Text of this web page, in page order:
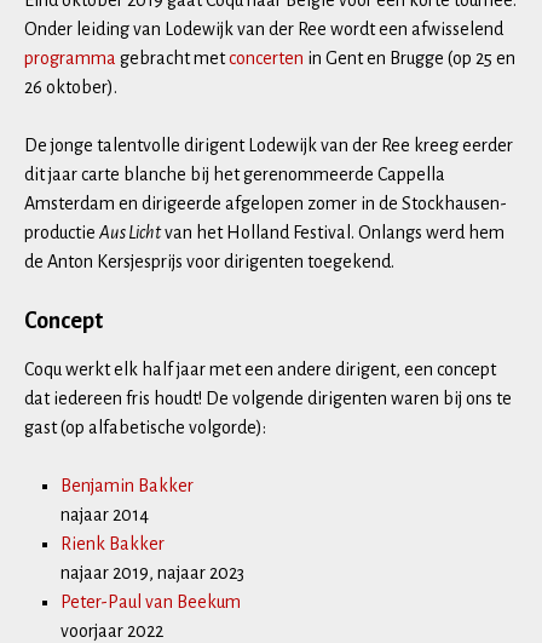
Onder leiding van Lodewijk van der Ree wordt een afwisselend
programma gebracht metconcerten in Gent en Brugge (op 25 en
26 oktober).
De jonge talentvolle dirigent Lodewijk van der Ree kreeg eerder
dit jaar carte blanche bij het gerenommeerde Cappella
Amsterdam en dirigeerde afgelopen zomer in de Stockhausen-
productie Aus Lichtvan het Holland Festival. Onlangs werd hem
de Anton Kersjesprijs voor dirigenten toegekend.
Concept
Coqu werkt elk half jaar met een andere dirigent, een concept
dat iedereen fris houdt! De volgende dirigenten waren bij ons te
gast (op alfabetische volgorde):
Benjamin Bakker
najaar 2014
Rienk Bakker
najaar 2019, najaar 2023
Peter-Paul van Beekum
voorjaar 2022